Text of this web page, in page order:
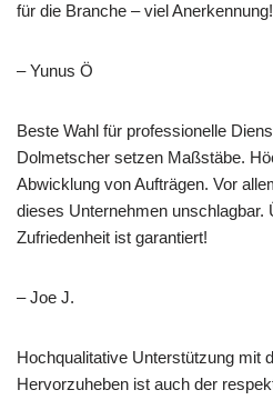
für die Branche – viel
– Yunus Ö
Beste Wahl für professionelle
Dolmetscher setzen Maßstäbe.
Abwicklung von Aufträgen. Vor
dieses Unternehmen unschlagbar.
Zufriedenheit ist garantiert!
– Joe J.
Hochqualitative Unterstützung mit
Hervorzuheben ist auch der